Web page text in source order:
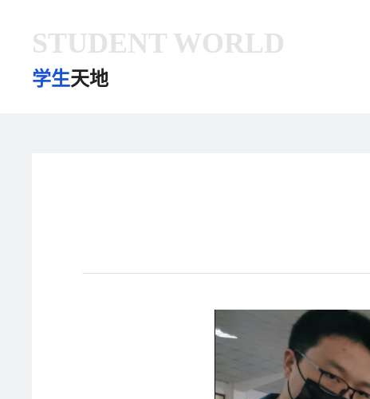
STUDENT WORLD
学生天地